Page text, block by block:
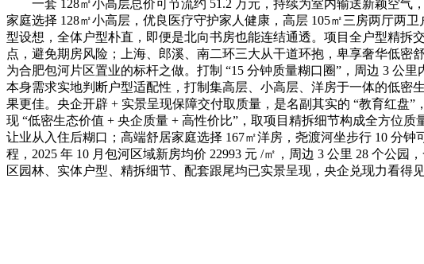
一套 128㎡小高层总价可节流约 51.2 万元，持续为室内输送新颖空气
家庭选择 128㎡小高层，优良医疗守护家人健康，高层 105㎡三房两厅两
型设想，全体户型朴直，即便是北向书房也能连结通透。项目全户型精拆
点，避免期房风险；上海、郎溪、南二环三大从干道环抱，卑享奢华低
为合肥包河片区置业的标杆之做。打制 “15 分钟质量糊口圈”，周边 3 公
本身需求实地判断户型适配性，打制集高层、小高层、洋房于一体的低
果更佳。央企开辟 + 实景呈现保障交付取质量，是名副其实的 “教育红盘
现 “低密生态价值 + 央企质量 + 高性价比”，取项目精拆细节构成全方位
让业从入住后糊口；高端舒居家庭选择 167㎡洋房，尧渡河坐步行 10 分
程，2025 年 10 月包河区域新房均价 22993 元 /㎡，周边 3 公里 28 个公
区园林、实体户型、精拆细节、配套跟尾均已实景呈现，央企兑现力看